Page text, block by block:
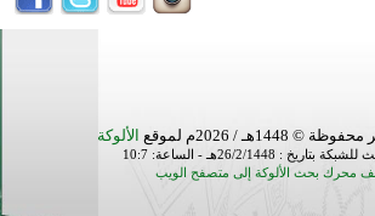
1448هـ / 2026م لموقع الألوكة
بتاريخ : 26/2/1448هـ - الساعة: 10:7
محرك بحث الألوكة إلى متصفح الويب